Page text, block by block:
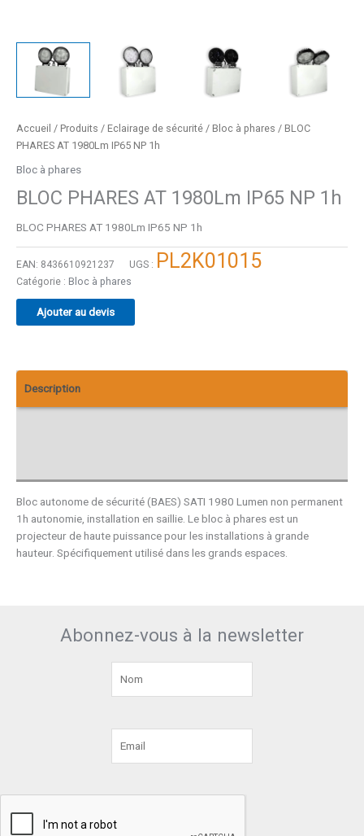
Accueil / Produits / Eclairage de sécurité / Bloc à phares / BLOC
PHARES AT 1980Lm IP65 NP 1h
Bloc à phares
BLOC PHARES AT 1980Lm IP65 NP 1h
BLOC PHARES AT 1980Lm IP65 NP 1h
EAN: 8436610921237 UGS : PL2K01015
Catégorie : Bloc à phares
Ajouter au devis
Description
Bloc autonome de sécurité (BAES) SATI 1980 Lumen non permanent
1h autonomie, installation en saillie. Le bloc à phares est un
projecteur de haute puissance pour les installations à grande
hauteur. Spécifiquement utilisé dans les grands espaces.
Abonnez-vous à la newsletter